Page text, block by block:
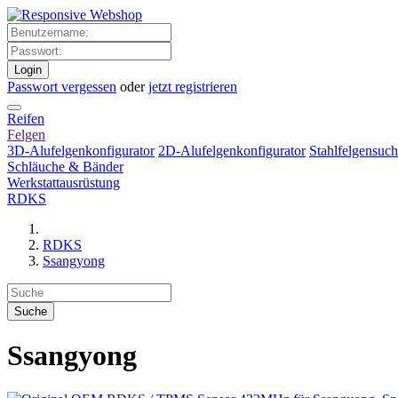
Login
Passwort vergessen oderjetzt registrieren
Reifen
Felgen
3D-Alufelgenkonfigurator 2D-Alufelgenkonfigurator
Schläuche & Bänder
Werkstattausrüstung
RDKS
RDKS
Ssangyong
Ssangyong